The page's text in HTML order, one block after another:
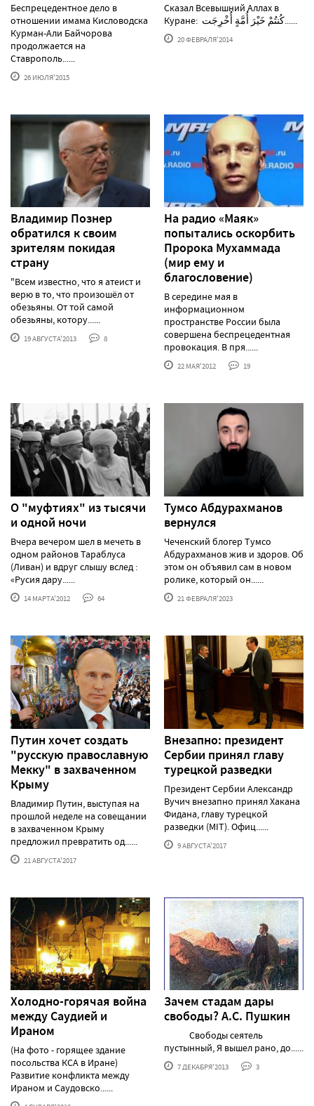
Беспрецедентное дело в
отношении имама Кисловодска
Курман-Али Байчорова
продолжается на
Ставрополь......
26 ИЮЛЯ'2015
Сказал Всевышний Аллах в
20 ФЕВРАЛЯ'2014
Владимир Познер
обратился к своим
зрителям покидая
страну
"Всем известно, что я атеист и
верю в то, что произошёл от
обезьяны. От той самой
обезьяны, котору......
19 АВГУСТА'2013 8
На радио «Маяк»
попытались оскорбить
Пророка Мухаммада
(мир ему и
благословение)
В середине мая в
информационном
пространстве России была
совершена беспрецедентная
провокация. В пря......
22 МАЯ'2012 19
О "муфтиях" из тысячи
и одной ночи
Вчера вечером шел в мечеть в
одном районов Тараблуса
(Ливан) и вдруг слышу вслед :
«Русия дару......
14 МАРТА'2012 64
Тумсо Абдурахманов
вернулся
Чеченский блогер Тумсо
Абдурахманов жив и здоров. Об
этом он объявил сам в новом
ролике, который он......
21 ФЕВРАЛЯ'2023
Путин хочет создать
"русскую православную
Мекку" в захваченном
Крыму
Владимир Путин, выступая на
прошлой неделе на совещании
в захваченном Крыму
предложил превратить од......
21 АВГУСТА'2017
Внезапно: президент
Сербии принял главу
турецкой разведки
Президент Сербии Александр
Вучич внезапно принял Хакана
Фидана, главу турецкой
разведки (MIT). Офиц......
9 АВГУСТА'2017
Холодно-горячая война
между Саудией и
Ираном
(На фото - горящее здание
посольства КСА в Иране)
Развитие конфликта между
Ираном и Саудовско......
Зачем стадам дары
свободы? А.С. Пушкин
Свободы сеятель
пустынный, Я вышел рано, до......
7 ДЕКАБРЯ'2013 3